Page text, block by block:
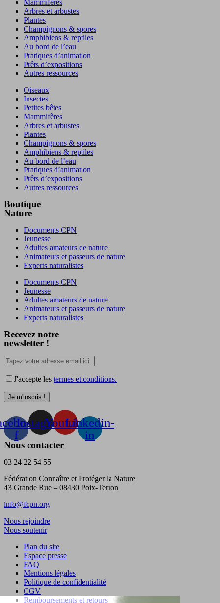
Mammifères
Arbres et arbustes
Plantes
Champignons & spores
Amphibiens & reptiles
Au bord de l’eau
Pratiques d’animation
Prêts d’expositions
Autres ressources
Oiseaux
Insectes
Petites bêtes
Mammifères
Arbres et arbustes
Plantes
Champignons & spores
Amphibiens & reptiles
Au bord de l’eau
Pratiques d’animation
Prêts d’expositions
Autres ressources
Boutique
Nature
Documents CPN
Jeunesse
Adultes amateurs de nature
Animateurs et passeurs de nature
Experts naturalistes
Documents CPN
Jeunesse
Adultes amateurs de nature
Animateurs et passeurs de nature
Experts naturalistes
Recevez notre
newsletter !
J'accepte les termes et conditions.
f
InstagramYoutubeLinkedin-
in
Nous contacter
03 24 22 54 55
Fédération Connaître et Protéger la Nature
43 Grande Rue – 08430 Poix-Terron
info@fcpn.org
Nous rejoindre
Nous soutenir
Plan du site
Espace presse
FAQ
Mentions légales
Politique de confidentialité
CGV
Remboursements et retours